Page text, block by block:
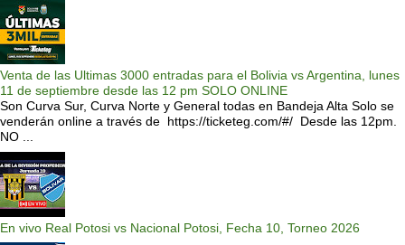
Venta de las Ultimas 3000 entradas para el Bolivia vs Argentina, lunes
11 de septiembre desde las 12 pm SOLO ONLINE
Son Curva Sur, Curva Norte y General todas en Bandeja Alta Solo se
venderán online a través de https://ticketeg.com/#/ Desde las 12pm.
NO ...
En vivo Real Potosi vs Nacional Potosi, Fecha 10, Torneo 2026